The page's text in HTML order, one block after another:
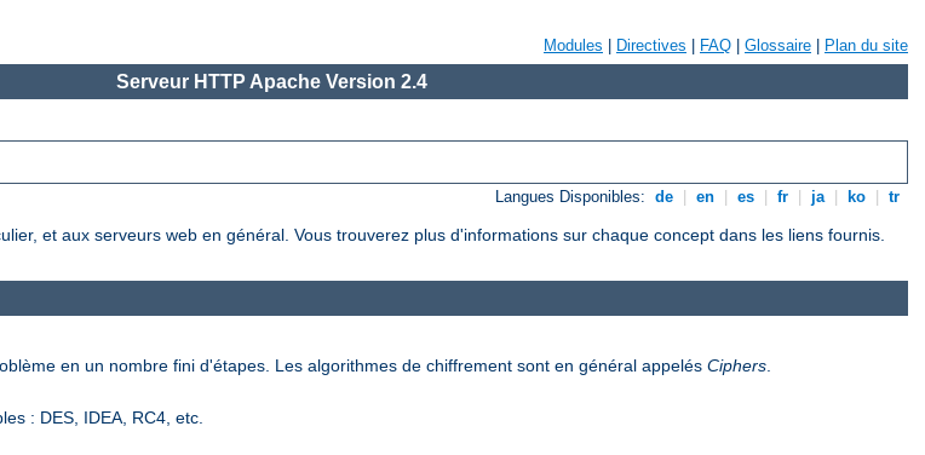
Modules Directives FAQ Glossaire Plan du site
Serveur HTTP Apache Version 2.4
Langues Disponibles: de en es fr ja ko tr
et aux serveurs web en général. Vous trouverez plus d'informations sur chaque concept dans les liens fournis.
en un nombre fini d'étapes. Les algorithmes de chiffrement sont en général appelés Ciphers
: DES, IDEA, RC4, etc.